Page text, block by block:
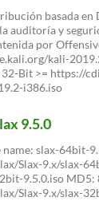
basada
auditoría y
por
kali-
Bit >= https://
i386.iso
9.5.0
name: slax-64bit-
Slax-9.x/slax-
9.5.0.iso MD5:
Slax-9.x/slax-